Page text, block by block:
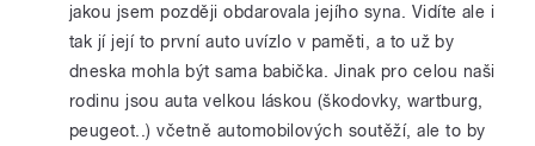
jakou jsem později obdarovala jejího syna. Vidíte ale i
tak jí její to první auto uvízlo v paměti, a to už by
dneska mohla být sama babička. Jinak pro celou naši
rodinu jsou auta velkou láskou (škodovky, wartburg,
peugeot..) včetně automobilových soutěží, ale to by